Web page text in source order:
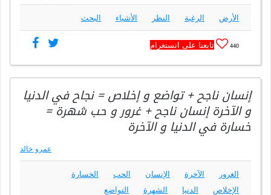
الأرض الرغبة النظر الأشياء البحث
440 تابعنا على انستغرام
إنسان ناجح + تواضع و إخلاص = نجاح في الدنيا
و الآخرة إنسان ناجح + غرور و حب شهرة =
خسارة في الدنيا و الآخرة
عمرو خالد
الغرور الآخرة الإنسان الحب
الخسارة
الإخلاص
الدنيا الشهرة التواضع